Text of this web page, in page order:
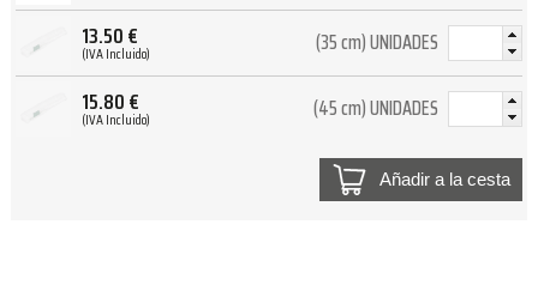
13.50€
(IVA Incluido) (35 cm) UNIDADES
15.80€
(IVA Incluido) (45 cm) UNIDADES
Añadir a la cesta